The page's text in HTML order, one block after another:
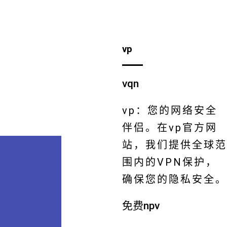
vp
vqn
vp：您的网络安全
伴侣。在vp官方网
站，我们提供全球范
围内的VPN保护，
确保您的隐私安全。
免费npv